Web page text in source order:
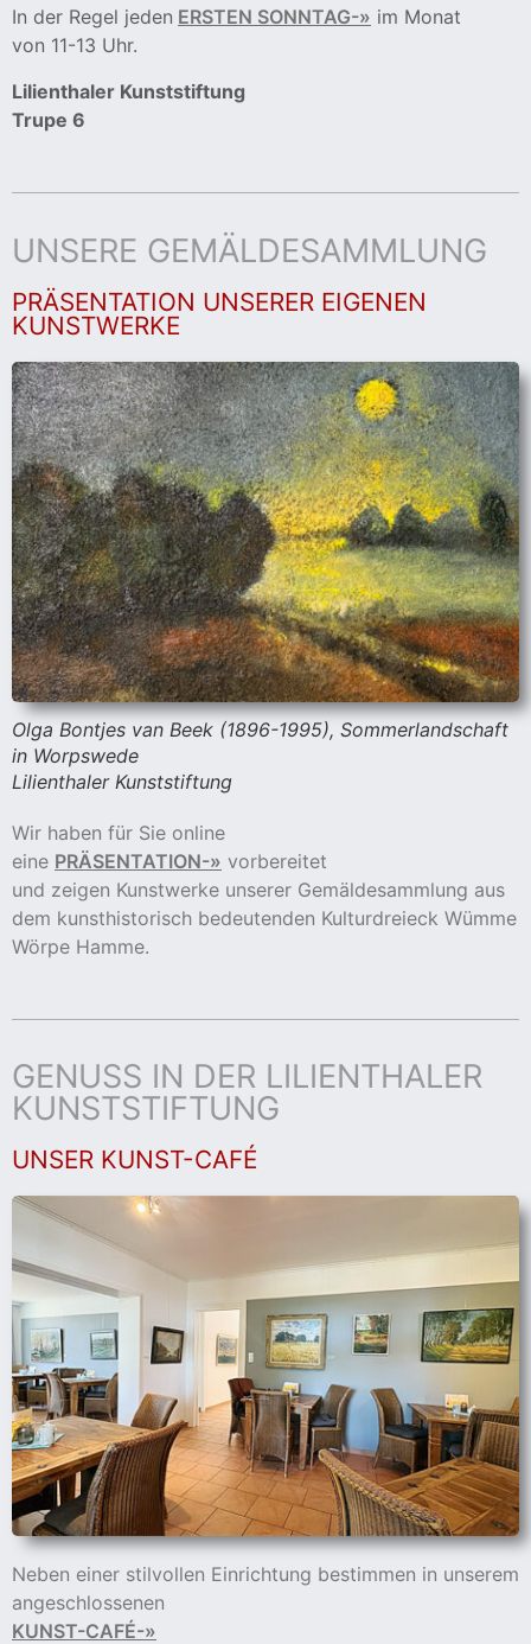
In der Regel jeden ERSTEN SONNTAG-» im Monat
von 11-13 Uhr.
Lilienthaler Kunststiftung
Trupe 6
UNSERE GEMÄLDESAMMLUNG
PRÄSENTATION UNSERER EIGENEN
KUNSTWERKE
Olga Bontjes van Beek (1896-1995), Sommerlandschaft
in Worpswede
Lilienthaler Kunststiftung
Wir haben für Sie online
eine PRÄSENTATION-» vorbereitet
und zeigen Kunstwerke unserer Gemäldesammlung aus
dem kunsthistorisch bedeutenden Kulturdreieck Wümme
Wörpe Hamme.
GENUSS IN DER LILIENTHALER
KUNSTSTIFTUNG
UNSER KUNST-CAFÉ
Neben einer stilvollen Einrichtung bestimmen in unserem
angeschlossenen
KUNST-CAFÉ-»